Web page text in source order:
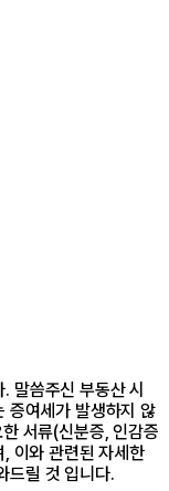
말씀주신 부동산 시
증여세가 발생하지 않
서류(신분증, 인감증
이와 관련된 자세한
드릴 것 입니다.